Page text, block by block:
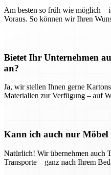
Am besten so früh wie möglich –
Voraus. So können wir Ihren
Bietet Ihr Unternehmen
an?
Ja, wir stellen Ihnen gerne
Materialien zur Verfügung – auf
Kann ich auch nur Möbel
Natürlich! Wir übernehmen auch
Transporte – ganz nach Ihrem